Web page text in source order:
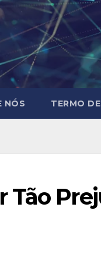
NÓS TERMO
Tão